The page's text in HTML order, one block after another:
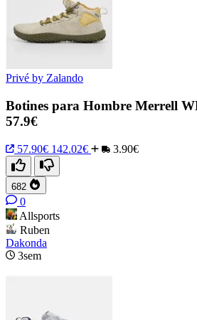
Privé by Zalando
Botines para Hombre Merrell
57.9€
57.90€ 142.02€ 3.90€
682
0
Allsports
Ruben
Dakonda
3sem